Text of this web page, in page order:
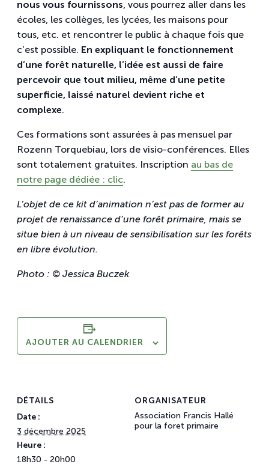
nous vous fournissons, vous pourrez aller dans les
écoles, les collèges, les lycées, les maisons pour
tous, etc. et rencontrer le public à chaque fois que
c’est possible. En expliquant le fonctionnement
d’une forêt naturelle, l’idée est aussi de faire
percevoir que tout milieu, même d’une petite
superficie, laissé naturel devient riche et
complexe.
Ces formations sont assurées à pas mensuel par
Rozenn Torquebiau, lors de visio-conférences. Elles
sont totalement gratuites. Inscription au bas de
notre page dédiée : clic.
L’objet de ce kit d’animation n’est pas de former au
projet de renaissance d’une forêt primaire, mais se
situe bien à un niveau de sensibilisation sur les forêts
en libre évolution.
Photo : © Jessica Buczek
AJOUTER AU CALENDRIER
DÉTAILS
Date :
3 décembre 2025
Heure :
18h30 - 20h00
ORGANISATEUR
Association Francis Hallé
pour la foret primaire